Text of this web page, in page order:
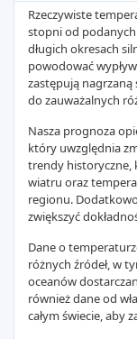
Rzeczywiste
stopni od podanych
długich okresach
powodować
zastępują nagrzaną
do zauważalnych
Nasza prognoza
który uwzględnia
trendy historyczne,
wiatru oraz
regionu.
zwiększyć
Dane o
różnych źródeł, w
oceanów
również dane od
całym świecie, aby